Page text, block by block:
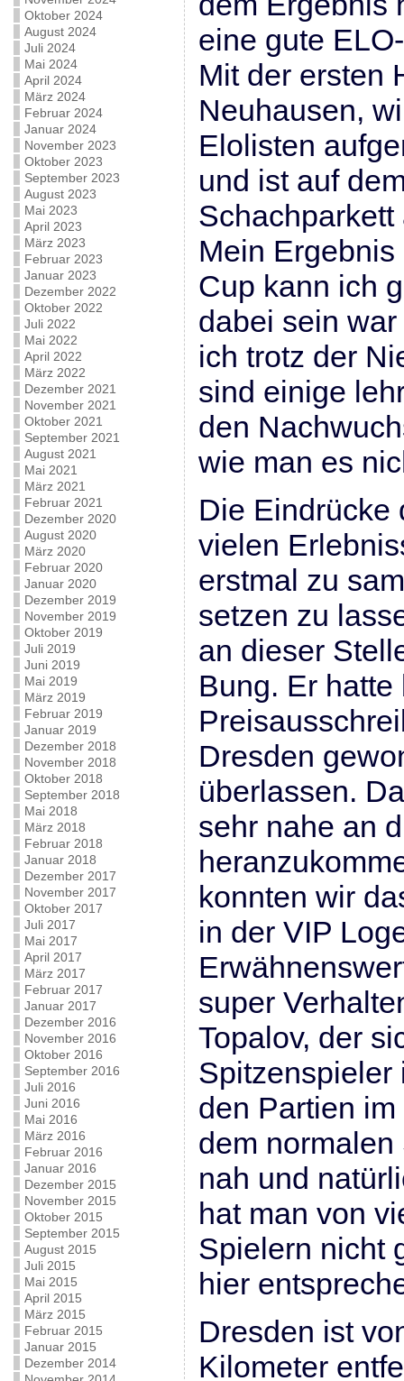
Oktober 2024
August 2024
Juli 2024
Mai 2024
April 2024
März 2024
Februar 2024
Januar 2024
November 2023
Oktober 2023
September 2023
August 2023
Mai 2023
April 2023
März 2023
Februar 2023
Januar 2023
Dezember 2022
Oktober 2022
Juli 2022
Mai 2022
April 2022
März 2022
Dezember 2021
November 2021
Oktober 2021
September 2021
August 2021
Mai 2021
März 2021
Februar 2021
Dezember 2020
August 2020
März 2020
Februar 2020
Januar 2020
Dezember 2019
November 2019
Oktober 2019
Juli 2019
Juni 2019
Mai 2019
März 2019
Februar 2019
Januar 2019
Dezember 2018
November 2018
Oktober 2018
September 2018
Mai 2018
März 2018
Februar 2018
Januar 2018
Dezember 2017
November 2017
Oktober 2017
Juli 2017
Mai 2017
April 2017
März 2017
Februar 2017
Januar 2017
Dezember 2016
November 2016
Oktober 2016
September 2016
Juli 2016
Juni 2016
Mai 2016
März 2016
Februar 2016
Januar 2016
Dezember 2015
November 2015
Oktober 2015
September 2015
August 2015
Juli 2015
Mai 2015
April 2015
März 2015
Februar 2015
Januar 2015
Dezember 2014
eine gute
Mit der ersten
Neuhausen,
Elolisten
und ist auf
Mein
Cup kann ich
dabei sein
ich trotz der
sind einige
den
wie man es
Die Eindrücke
vielen
erstmal zu
setzen zu
an dieser
Bung. Er hatte
Dresden
überlassen.
sehr nahe an
konnten wir
in der VIP
super
Topalov, der
Spitzenspieler
den Partien
dem
nah und
hat man von
Spielern nicht
hier
Dresden ist
Kilometer